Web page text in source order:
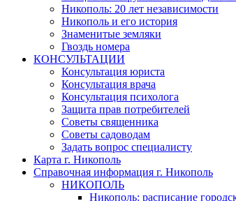
Никополь: 20 лет независимости
Никополь и его история
Знаменитые земляки
Гвоздь номера
КОНСУЛЬТАЦИИ
Консультация юриста
Консультация врача
Консультация психолога
Защита прав потребителей
Советы священника
Советы садоводам
Задать вопрос специалисту
Карта г. Никополь
Справочная информация г. Никополь
НИКОПОЛЬ
Никополь: расписание